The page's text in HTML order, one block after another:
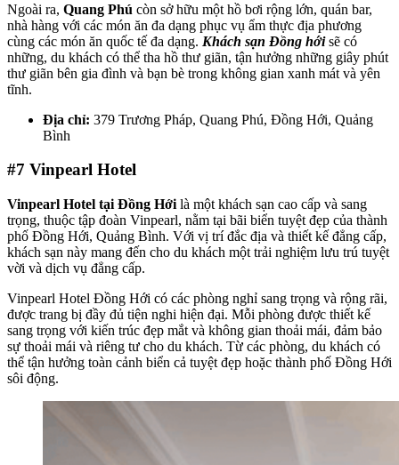
Ngoài ra, Quang Phú còn sở hữu một hồ bơi rộng lớn, quán bar,
nhà hàng với các món ăn đa dạng phục vụ ẩm thực địa phương
cùng các món ăn quốc tế đa dạng. Khách sạn Đồng hớisẽ có
những, du khách có thể tha hồ thư giãn, tận hưởng những giây phút
thư giãn bên gia đình và bạn bè trong không gian xanh mát và yên
tĩnh.
Địa chỉ: 379 Trương Pháp, Quang Phú, Đồng Hới, Quảng
Bình
#7 Vinpearl Hotel
Vinpearl Hotel tại Đồng Hới là một khách sạn cao cấp và sang
trọng, thuộc tập đoàn Vinpearl, nằm tại bãi biển tuyệt đẹp của thành
phố Đồng Hới, Quảng Bình. Với vị trí đắc địa và thiết kế đẳng cấp,
khách sạn này mang đến cho du khách một trải nghiệm lưu trú tuyệt
vời và dịch vụ đẳng cấp.
Vinpearl Hotel Đồng Hới có các phòng nghỉ sang trọng và rộng rãi,
được trang bị đầy đủ tiện nghi hiện đại. Mỗi phòng được thiết kế
sang trọng với kiến trúc đẹp mắt và không gian thoải mái, đảm bảo
sự thoải mái và riêng tư cho du khách. Từ các phòng, du khách có
thể tận hưởng toàn cảnh biển cả tuyệt đẹp hoặc thành phố Đồng Hới
sôi động.